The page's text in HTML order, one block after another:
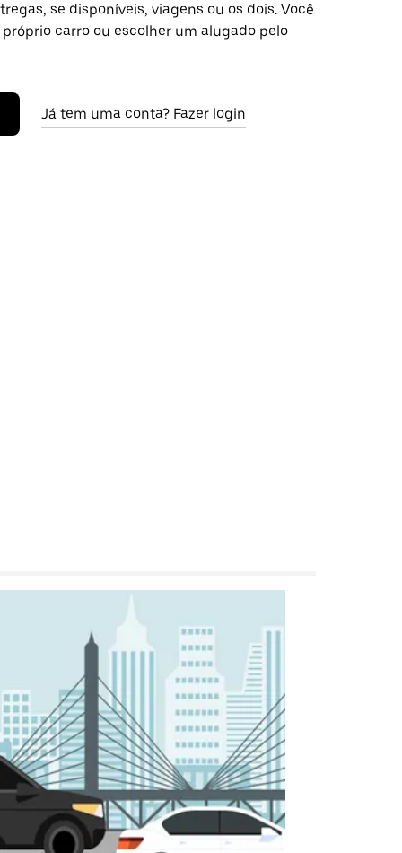
se disponíveis, viagens ou os dois. Você
carro ou escolher um alugado pelo
Já tem uma conta? Fazer login